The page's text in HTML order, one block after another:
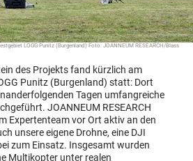
LOGG Punitz (Burgenland) Foto: JOANNEUM RESEARCH/Blass
des Projekts fand kürzlich am
Punitz (Burgenland) statt: Dort
Tagen umfangreiche
JOANNEUM RESEARCH
Expertenteam vor Ort aktiv an den
unsere eigene Drohne, eine DJI
zum Einsatz. Insgesamt wurden
Multikopter unter realen